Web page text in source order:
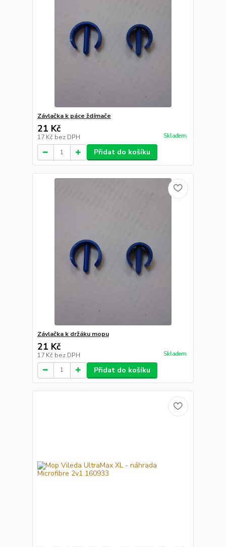
Závlačka k páce ždímače
21 Kč
17 Kč bez DPH Skladem
Přidat do košíku
Závlačka k držáku mopu
21 Kč
17 Kč bez DPH Skladem
Přidat do košíku